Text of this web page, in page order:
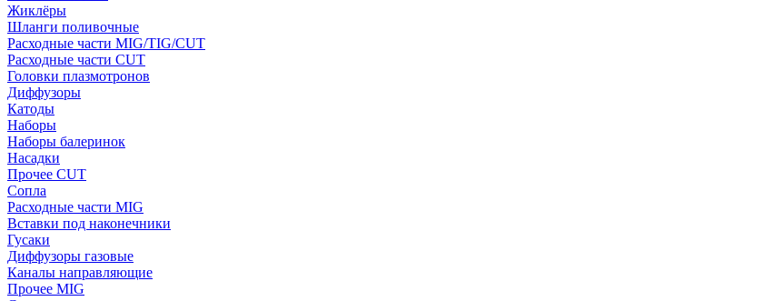
Жиклёры
Шланги поливочные
Расходные части MIG/TIG/CUT
Расходные части CUT
Головки плазмотронов
Диффузоры
Катоды
Наборы
Наборы балеринок
Насадки
Прочее CUT
Сопла
Расходные части MIG
Вставки под наконечники
Гусаки
Диффузоры газовые
Каналы направляющие
Прочее MIG